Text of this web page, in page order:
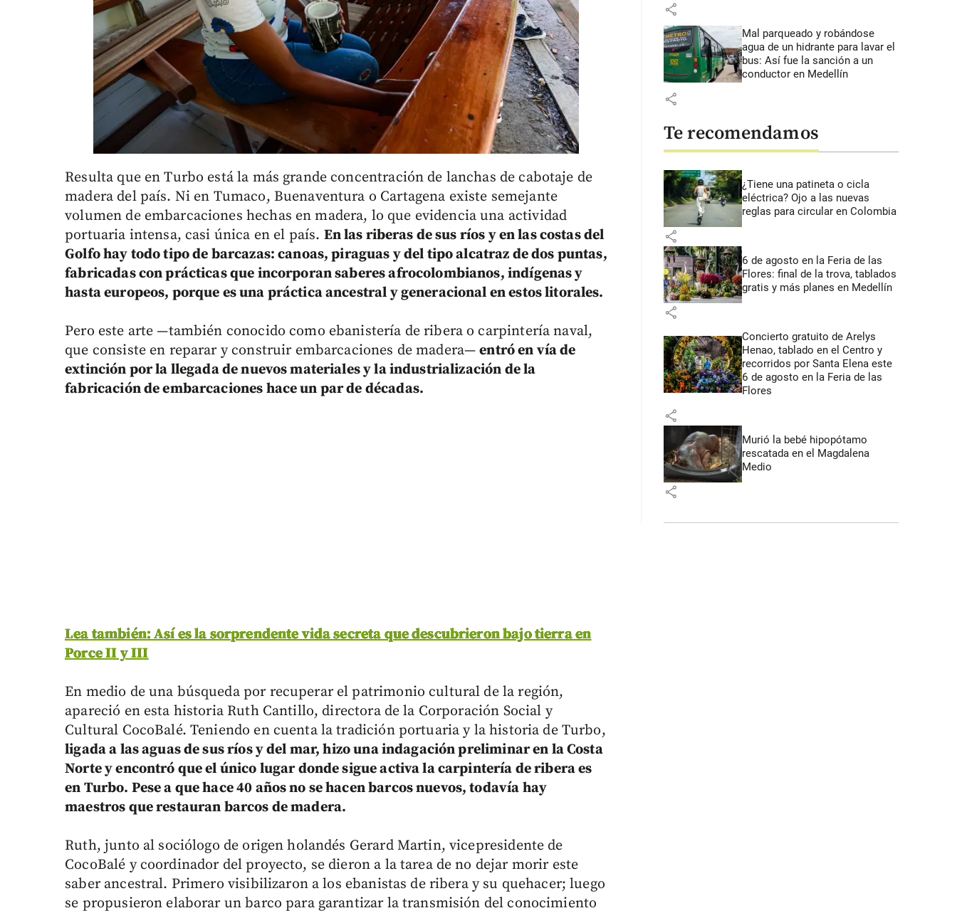
Resulta que en Turbo está la más grande concentración de lanchas de cabotaje de
madera del país. Ni en Tumaco, Buenaventura o Cartagena existe semejante
volumen de embarcaciones hechas en madera, lo que evidencia una actividad
portuaria intensa, casi única en el país. En las riberas de sus ríos y en las costas del
Golfo hay todo tipo de barcazas: canoas, piraguas y del tipo alcatraz de dos puntas,
fabricadas con prácticas que incorporan saberes afrocolombianos, indígenas y
hasta europeos, porque es una práctica ancestral y generacional en estos litorales.
Pero este arte —también conocido como ebanistería de ribera o carpintería naval,
que consiste en reparar y construir embarcaciones de madera—entró en vía de
extinción por la llegada de nuevos materiales y la industrialización de la
fabricación de embarcaciones hace un par de décadas.
Lea también: Así es la sorprendente vida secreta que descubrieron bajo tierra en
Porce II y III
En medio de una búsqueda por recuperar el patrimonio cultural de la región,
apareció en esta historia Ruth Cantillo, directora de la Corporación Social y
Cultural CocoBalé. Teniendo en cuenta la tradición portuaria y la historia de Turbo,
ligada a las aguas de sus ríos y del mar, hizo una indagación preliminar en la Costa
Norte y encontró que el único lugar donde sigue activa la carpintería de ribera es
en Turbo. Pese a que hace 40 años no se hacen barcos nuevos, todavía hay
maestros que restauran barcos de madera.
Ruth, junto al sociólogo de origen holandés Gerard Martin, vicepresidente de
CocoBalé y coordinador del proyecto, se dieron a la tarea de no dejar morir este
saber ancestral. Primero visibilizaron a los ebanistas de ribera y su quehacer; luego
se propusieron elaborar un barco para garantizar la transmisión del conocimiento
share
Mal parqueado y robándose
agua de un hidrante para lavar el
bus: Así fue la sanción a un
conductor en Medellín
share
Te recomendamos
¿Tiene una patineta o cicla
eléctrica? Ojo a las nuevas
reglas para circular en Colombia
share
6 de agosto en la Feria de las
Flores: final de la trova, tablados
gratis y más planes en Medellín
share
Concierto gratuito de Arelys
Henao, tablado en el Centro y
recorridos por Santa Elena este
6 de agosto en la Feria de las
Flores
share
Murió la bebé hipopótamo
rescatada en el Magdalena
Medio
share